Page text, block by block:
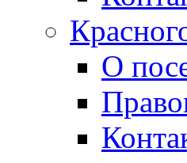
О